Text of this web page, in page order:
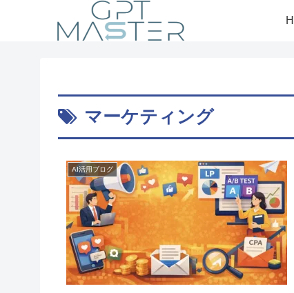
マーケティング
AI活用ブログ